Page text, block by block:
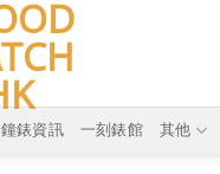
鐘錶資訊 一刻錶館 其他